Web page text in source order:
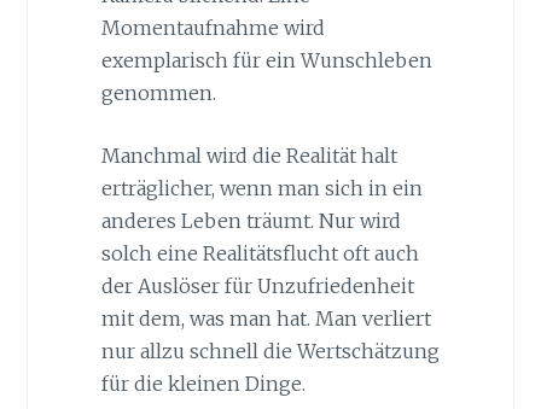
Momentaufnahme wird
exemplarisch für ein Wunschleben
genommen.
Manchmal wird die Realität halt
erträglicher, wenn man sich in ein
anderes Leben träumt. Nur wird
solch eine Realitätsflucht oft auch
der Auslöser für Unzufriedenheit
mit dem, was man hat. Man verliert
nur allzu schnell die Wertschätzung
für die kleinen Dinge.